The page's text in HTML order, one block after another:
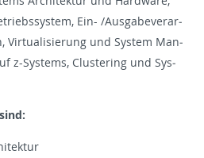
Ein- /Aus­gabev­er­ar­
Vir­tu­al­isierung und Sys­tem Man­
z-Sys­tems, Clus­ter­ing und Sys­